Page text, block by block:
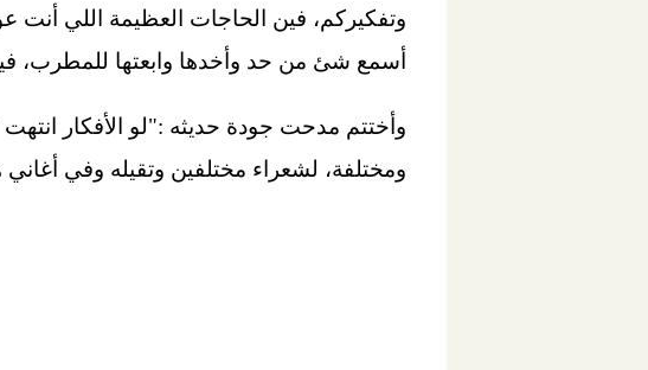
وتفكيركم، فين الحاجات العظيمة اللي أنت
أسمع شئ من حد وأخدها وابعتها للمطرب، فين
ومختلفة، لشعراء مختلفين وتقيله وفي أغاني